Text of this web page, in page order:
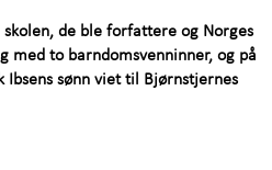
+
+
de ble forfattere og Norges
med to barndomsvenninner, og på
sønn viet til Bjørnstjernes